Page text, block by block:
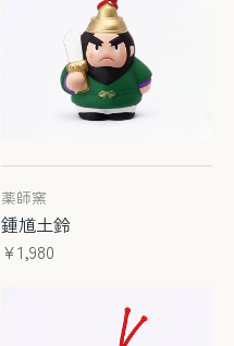
薬師窯
鍾馗土鈴
¥1,980